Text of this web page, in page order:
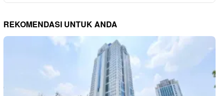
REKOMENDASI UNTUK ANDA